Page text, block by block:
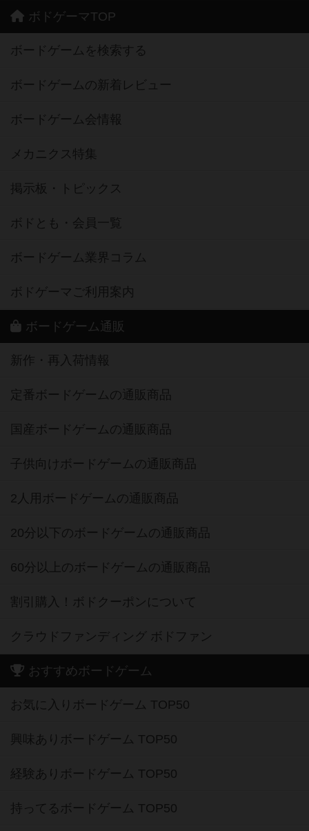
ボドゲーマTOP
ボードゲームを検索する
ボードゲームの新着レビュー
ボードゲーム会情報
メカニクス特集
掲示板・トピックス
ボドとも・会員一覧
ボードゲーム業界コラム
ボドゲーマご利用案内
ボードゲーム通販
新作・再入荷情報
定番ボードゲームの通販商品
国産ボードゲームの通販商品
子供向けボードゲームの通販商品
2人用ボードゲームの通販商品
20分以下のボードゲームの通販商品
60分以上のボードゲームの通販商品
割引購入！ボドクーポンについて
クラウドファンディング ボドファン
おすすめボードゲーム
お気に入りボードゲーム TOP50
興味ありボードゲーム TOP50
経験ありボードゲーム TOP50
持ってるボードゲーム TOP50